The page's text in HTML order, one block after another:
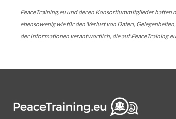
PeaceTraining.eu und deren Konsortiummitglieder
ebensowenig wie für den Verlust von Daten,
der Informationen verantwortlich, die auf